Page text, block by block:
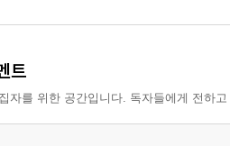
트
자를 위한 공간입니다. 독자들에게 전하